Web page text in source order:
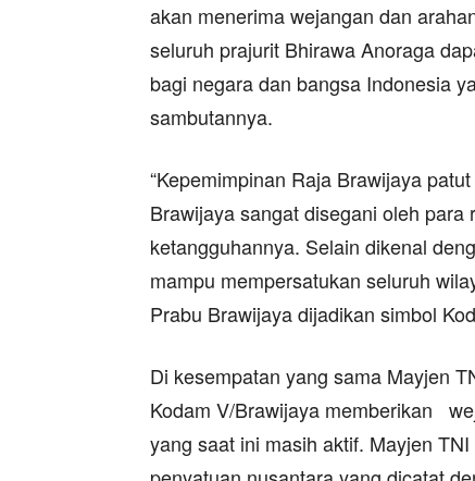
akan menerima wejangan dan
seluruh prajurit Bhirawa Anoraga
bagi negara dan bangsa Indonesia
sambutannya.
“Kepemimpinan Raja Brawijaya
Brawijaya sangat disegani oleh
ketangguhannya. Selain dikenal
mampu mempersatukan seluruh
Prabu Brawijaya dijadikan simbol
Di kesempatan yang sama Mayjen
Kodam V/Brawijaya memberikan
yang saat ini masih aktif. Mayjen